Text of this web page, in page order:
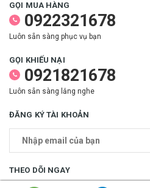
GỌI MUA HÀNG
0922321678
Luôn sẵn sàng phục vụ bạn
GỌI KHIẾU NẠI
0921821678
Luôn sẵn sàng lắng nghe
ĐĂNG KÝ TÀI KHOẢN
THEO DÕI NGAY